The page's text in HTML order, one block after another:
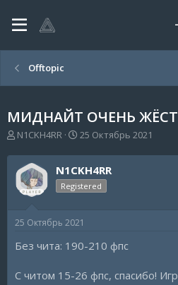
Offtopic
МИДНАЙТ ОЧЕНЬ
А
т
о
р
т
м
N1CKH4RR
Д
т
а
н
а
а
25 Октябрь 2021
N1CKH4RR
Registered
25 Октябрь 2021
Без чита: 190-210 фпс
С читом 15-26 фпс, спасибо!